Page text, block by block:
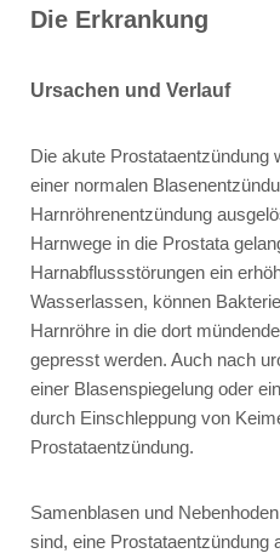
Die Erkrankung
Ursachen und Verlauf
Die akute Prostataentzündung
einer normalen
Harnröhrenentzündung
Harnwege in die Prostata
Harnabflussstörungen ein
Wasserlassen, können
Harnröhre in die dort
gepresst werden. Auch nach
einer Blasenspiegelung oder
durch Einschleppung von
Prostataentzündung.
Samenblasen und
sind, eine Prostataentzündung